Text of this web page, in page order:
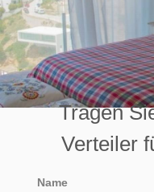
Tragen
Verteiler
Name